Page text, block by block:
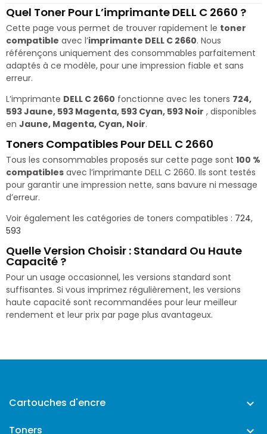
Quel Toner Pour L’imprimante DELL C 2660 ?
Cette page vous permet de trouver rapidement le toner
compatible avec l’imprimante DELL C 2660. Nous
référençons uniquement des consommables parfaitement
adaptés à ce modèle, pour une impression fiable et sans
erreur.
L’imprimante DELL C 2660 fonctionne avec les toners 724,
593 Jaune, 593 Magenta, 593 Cyan, 593 Noir , disponibles
en Jaune, Magenta, Cyan, Noir.
Toners Compatibles Pour DELL C 2660
Tous les consommables proposés sur cette page sont 100 %
compatibles avec l’imprimante DELL C 2660. Ils sont testés
pour garantir une impression nette, sans bavure ni message
d’erreur.
Voir également les catégories de toners compatibles : 724,
593
Quelle Version Choisir : Standard Ou Haute
Capacité ?
Pour un usage occasionnel, les versions standard sont
suffisantes. Si vous imprimez régulièrement, les versions
haute capacité sont recommandées pour leur meilleur
rendement et leur prix par page plus avantageux.
Cartouches d'encre 
Toners 